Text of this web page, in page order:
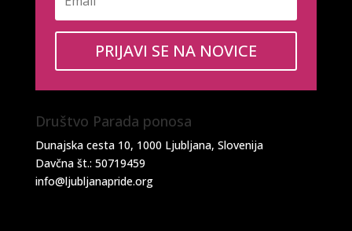
PRIJAVI SE NA NOVICE
Društvo Parada ponosa
Dunajska cesta 10, 1000 Ljubljana, Slovenija
Davčna št.: 50719459
info@ljubljanapride.org